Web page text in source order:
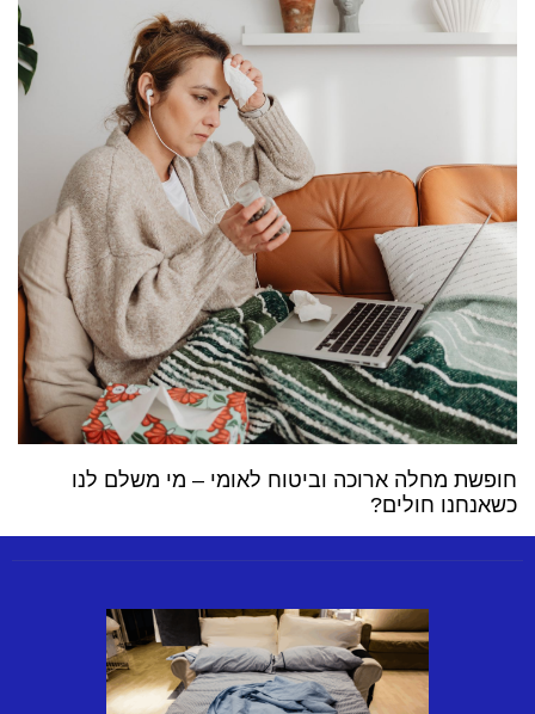
חופשת מחלה ארוכה וביטוח לאומי – מי משלם לנו
כשאנחנו חולים?